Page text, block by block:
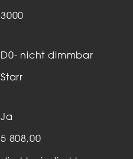
3000
D0- nicht dimmbar
Starr
Ja
5 808,00